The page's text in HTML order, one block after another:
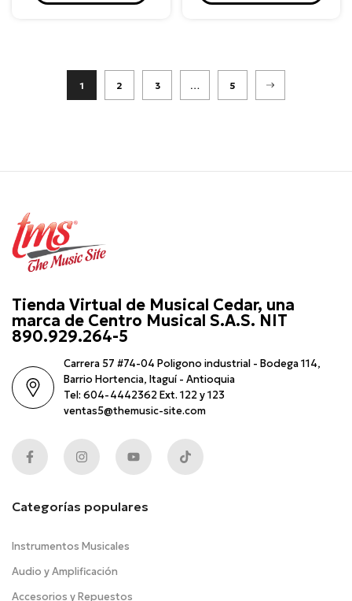
1 2 3 … 5
Tienda Virtual de Musical Cedar, una
marca de Centro Musical S.A.S. NIT
890.929.264-5
Carrera 57 #74-04 Poligono industrial - Bodega 114,
Barrio Hortencia, Itaguí - Antioquia
Tel: 604-4442362 Ext. 122 y 123
ventas5@themusic-site.com
Categorías populares
Instrumentos Musicales
Audio y Amplificación
Accesorios y Repuestos